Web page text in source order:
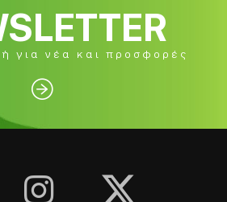
για νέα και προσφορές

 